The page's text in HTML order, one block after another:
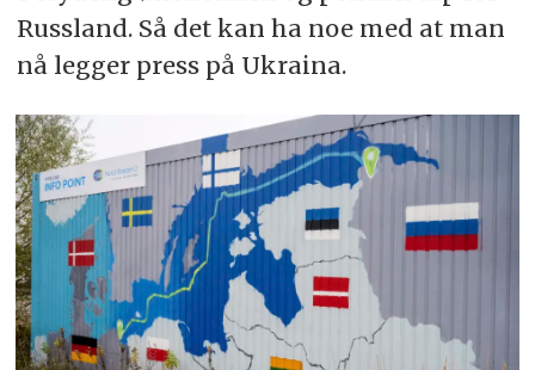
Russland. Så det kan ha noe med at man
nå legger press på Ukraina.